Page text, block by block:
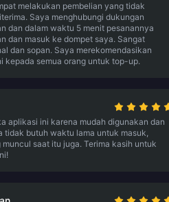
melakukan pembelian yang tidak
Saya menghubungi dukungan
dan dalam waktu 5 menit pesanannya
dan masuk ke dompet saya. Sangat
dan sopan. Saya merekomendasikan
kepada semua orang untuk top-up.
aplikasi ini karena mudah digunakan dan
tidak butuh waktu lama untuk masuk,
muncul saat itu juga. Terima kasih untuk